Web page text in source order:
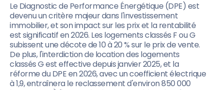
Le Diagnostic de Performance Énergétique (DPE) est
devenu un critère majeur dans l'investissement
immobilier, et son impact sur les prix et la rentabilité
est significatif en 2026. Les logements classés F ou G
subissent une décote de 10 à 20 % sur le prix de vente.
De plus, l'interdiction de location des logements
classés G est effective depuis janvier 2025, et la
réforme du DPE en 2026, avec un coefficient électrique
à 1,9, entraînera le reclassement d'environ 850 000